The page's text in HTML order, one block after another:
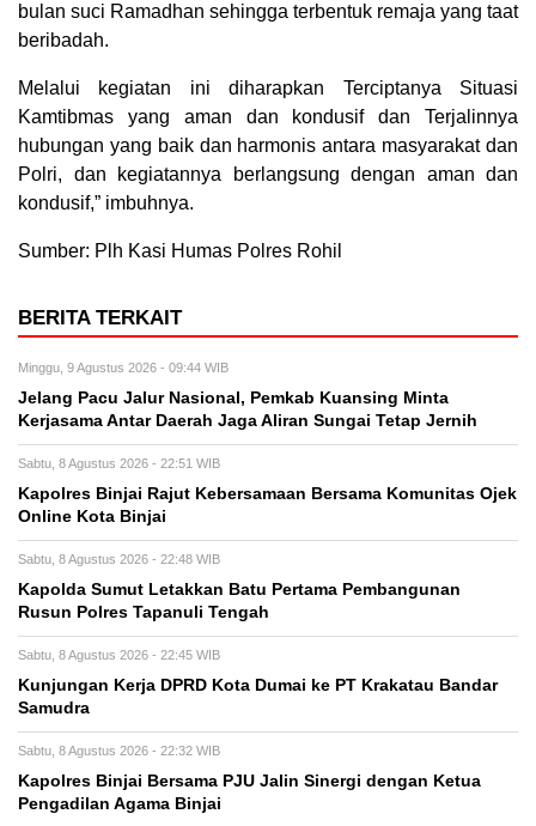
bulan suci Ramadhan sehingga terbentuk remaja yang taat
beribadah.
Melalui kegiatan ini diharapkan Terciptanya Situasi
Kamtibmas yang aman dan kondusif dan Terjalinnya
hubungan yang baik dan harmonis antara masyarakat dan
Polri, dan kegiatannya berlangsung dengan aman dan
kondusif,” imbuhnya.
Sumber: Plh Kasi Humas Polres Rohil
BERITA TERKAIT
Minggu, 9 Agustus 2026 - 09:44 WIB
Jelang Pacu Jalur Nasional, Pemkab Kuansing Minta
Kerjasama Antar Daerah Jaga Aliran Sungai Tetap Jernih
Sabtu, 8 Agustus 2026 - 22:51 WIB
Kapolres Binjai Rajut Kebersamaan Bersama Komunitas Ojek
Online Kota Binjai
Sabtu, 8 Agustus 2026 - 22:48 WIB
Kapolda Sumut Letakkan Batu Pertama Pembangunan
Rusun Polres Tapanuli Tengah
Sabtu, 8 Agustus 2026 - 22:45 WIB
Kunjungan Kerja DPRD Kota Dumai ke PT Krakatau Bandar
Samudra
Sabtu, 8 Agustus 2026 - 22:32 WIB
Kapolres Binjai Bersama PJU Jalin Sinergi dengan Ketua
Pengadilan Agama Binjai